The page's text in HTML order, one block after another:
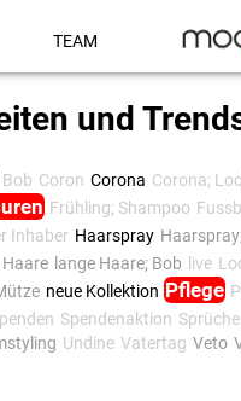
TEAM
und
Bob Coron Corona Corona;
Frühling; Shampoo
Inhaber Haarspray
Haare lange Haare; Bob live
neue Kollektion Pflege
Spendenaktion Sprüche
Undine Vatertag Veto